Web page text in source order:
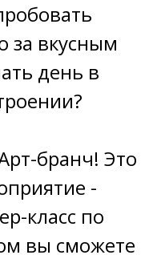
за вкусным
день в
бранч! Это
-
класс по
вы сможете